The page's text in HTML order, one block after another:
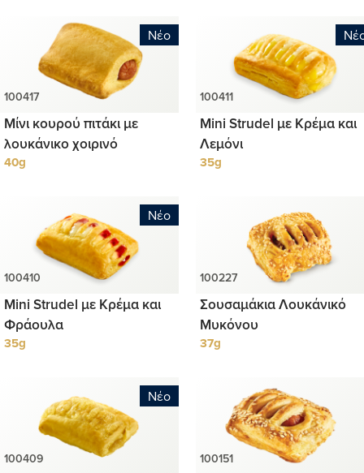
Νέο
Μίνι κουρού πιτάκι με
λουκάνικο χοιρινό
40g
Mini Strudel με Κρέμα και
Λεμόνι
35g
Νέο
Mini Strudel με Κρέμα και
Φράουλα
35g
Σουσαμάκια Λουκάνικό
Μυκόνου
37g
Νέο